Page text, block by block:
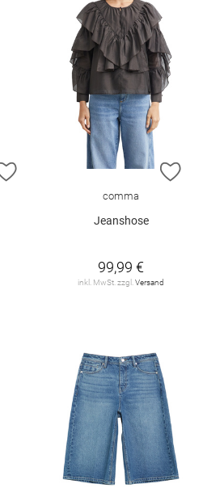
ZUR WUNSCHLISTE HINZUFÜGEN
ZUR
comma
Jeanshose
99,99 €
inkl. MwSt. zzgl.Versand